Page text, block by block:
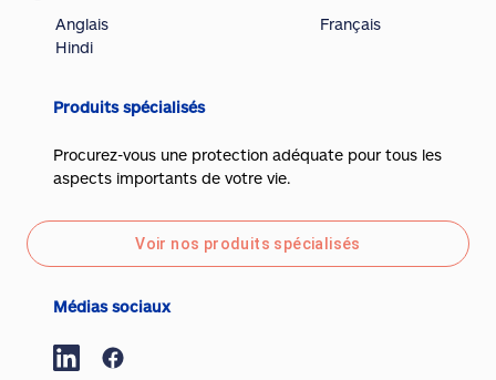
Anglais
Hindi
Français
Produits spécialisés
Procurez-vous une protection adéquate pour tous les
aspects importants de votre vie.
Voir nos produits spécialisés
Médias sociaux